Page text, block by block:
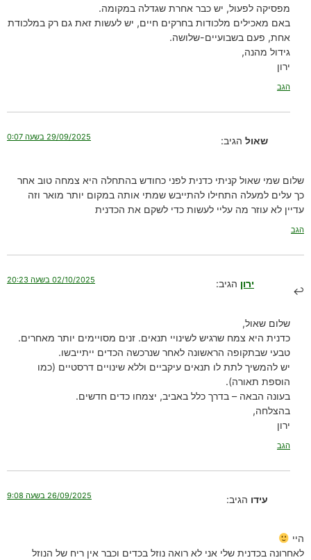
מפסיקה לפעול, יש כבר אחרת שגדלה במקומה.
באם מאכילים מלכודות בחרקים חיים, יש לעשות זאת גם רק במלכודת
אחת, פעם בשבועיים-שלושה.
גידול מהנה,
ירון
הגב
שאול הגיב: 29/09/2025 בשעה 0:07
שלום שמי שאול קניתי כדנית לפני כחודש בהתחלה היא צמחה טוב אחר
כך עלים למעלה התחילו להתייבש שמתי אותה במקום יותר מואר וזה
עדיין לא עוזר מה עליי לעשות כדי לשקם את הכדנית
הגב
ירון הגיב: 02/10/2025 בשעה 20:23
שלום שאול,
כדנית היא צמח שרגיש לשינויי תנאים. זנים מסויימים יותר מאחרים.
טבעי שבתקופה הראשונה לאחר שנרכשה הכדים ייתייבשו.
יש להמשיך לתת לו תנאים עיקביים וללא שינויים דרסטיים (כמו
הוספת תאורה).
בעונה הבאה – בדרך כלל באביב, יצמחו כדים חדשים.
בהצלחה,
ירון
הגב
עידו הגיב: 26/09/2025 בשעה 9:08
היי
לאחרונה בכדנית שלי אני לא רואה נוזל בכדים וכבר אין ריח של הנוזל